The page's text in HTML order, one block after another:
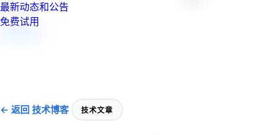
最新动态和公告
免费试用
← 返回 技术博客 技术文章